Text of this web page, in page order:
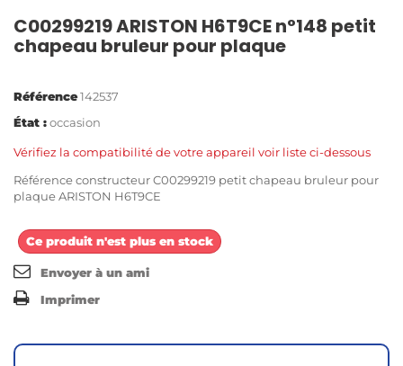
C00299219 ARISTON H6T9CE n°148 petit
chapeau bruleur pour plaque
Référence142537
État :occasion
Vérifiez la compatibilité de votre appareil voir liste ci-dessous
Référence constructeur C00299219 petit chapeau bruleur pour
plaque ARISTON H6T9CE
Ce produit n'est plus en stock
Envoyer à un ami
Imprimer